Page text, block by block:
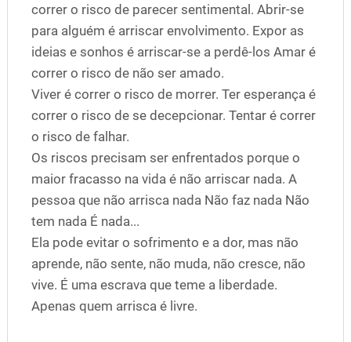
correr o risco de parecer sentimental. Abrir-se
para alguém é arriscar envolvimento. Expor as
ideias e sonhos é arriscar-se a perdê-los Amar é
correr o risco de não ser amado.
Viver é correr o risco de morrer. Ter esperança é
correr o risco de se decepcionar. Tentar é correr
o risco de falhar.
Os riscos precisam ser enfrentados porque o
maior fracasso na vida é não arriscar nada. A
pessoa que não arrisca nada Não faz nada Não
tem nada É nada...
Ela pode evitar o sofrimento e a dor, mas não
aprende, não sente, não muda, não cresce, não
vive. É uma escrava que teme a liberdade.
Apenas quem arrisca é livre.